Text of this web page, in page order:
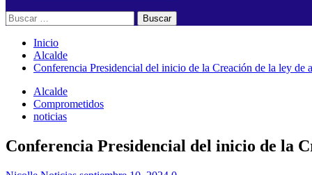
Buscar:
Inicio
Alcalde
Conferencia Presidencial del inicio de la Creación de la ley de
Alcalde
Comprometidos
noticias
Conferencia Presidencial del inicio de la